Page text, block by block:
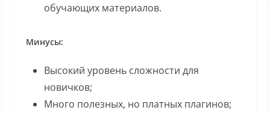
обучающих материалов.
Минусы:
Высокий уровень сложности для
новичков;
Много полезных, но платных плагинов;